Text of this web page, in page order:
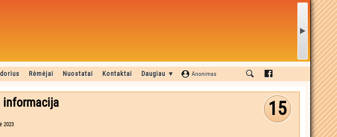
Rėmėjai Nuostatai Kontaktai Daugiau ▼ Anonimas
15
informacija
2023